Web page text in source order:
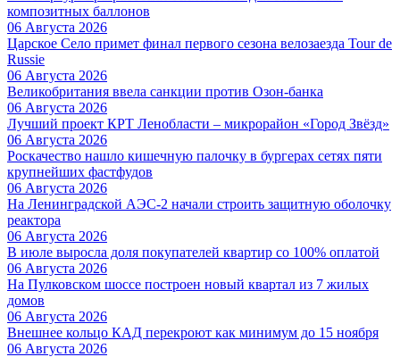
композитных баллонов
06 Августа 2026
Царское Село примет финал первого сезона велозаезда Tour de
Russie
06 Августа 2026
Великобритания ввела санкции против Озон-банка
06 Августа 2026
Лучший проект КРТ Ленобласти – микрорайон «Город Звёзд»
06 Августа 2026
Роскачество нашло кишечную палочку в бургерах сетях пяти
крупнейших фастфудов
06 Августа 2026
На Ленинградской АЭС-2 начали строить защитную оболочку
реактора
06 Августа 2026
В июле выросла доля покупателей квартир со 100% оплатой
06 Августа 2026
На Пулковском шоссе построен новый квартал из 7 жилых
домов
06 Августа 2026
Внешнее кольцо КАД перекроют как минимум до 15 ноября
06 Августа 2026